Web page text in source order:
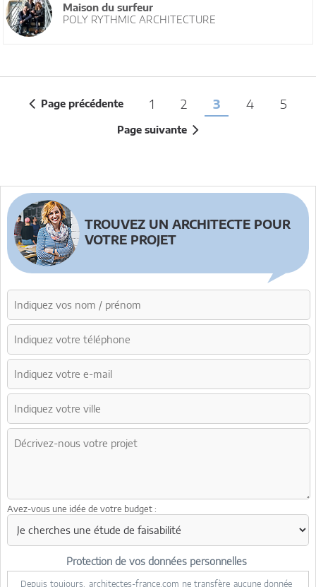
Maison du surfeur
POLY RYTHMIC ARCHITECTURE
Page précédente 1 2 3 4 5
Page suivante
TROUVEZ UN ARCHITECTE POUR
VOTRE PROJET
Avez-vous une idée de votre budget :
Protection de vos données personnelles
Depuis toujours, architectes-france.com ne transfère aucune donnée